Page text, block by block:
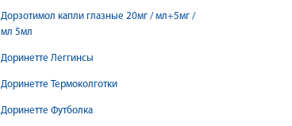
Дорзотимол капли глазные 20мг / мл+5мг /
мл 5мл
Доринетте Леггинсы
Доринетте Термоколготки
Доринетте Футболка